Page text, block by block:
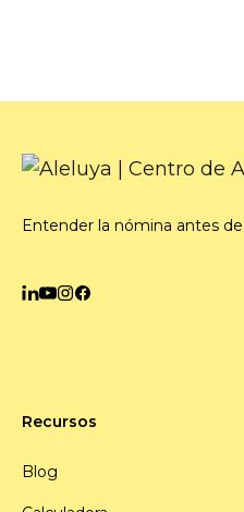
Entender la nómina antes
Recursos
Blog